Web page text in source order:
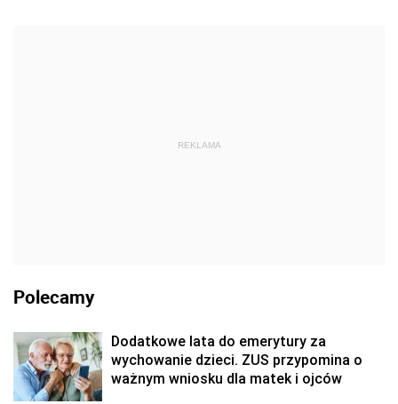
REKLAMA
Polecamy
Dodatkowe lata do emerytury za
wychowanie dzieci. ZUS przypomina o
ważnym wniosku dla matek i ojców